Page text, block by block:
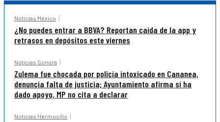
Noticias México
¿No puedes entrar a BBVA? Reportan caída de la app y
retrasos en depósitos este viernes
Noticias Sonora
Zulema fue chocada por policía intoxicado en Cananea,
denuncia falta de justicia; Ayuntamiento afirma sí ha
dado apoyo, MP no cita a declarar
Noticias Hermosillo